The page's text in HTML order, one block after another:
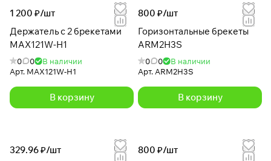
1 200 ₽/шт
Держатель с 2 брекетами
MAX121W-H1
0 0
В наличии
Арт. MAX121W-H1
В корзину
800 ₽/шт
Горизонтальные брекеты
ARM2H3S
0 0
В наличии
Арт. ARM2H3S
В корзину
329.96 ₽/шт
800 ₽/шт